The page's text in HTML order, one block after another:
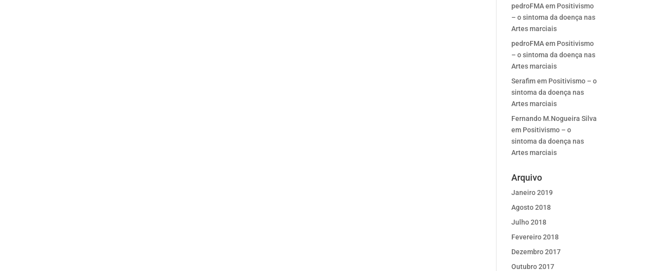
pedroFMAem Positivismo
– o sintoma da doença nas
Artes marciais
pedroFMAem Positivismo
– o sintoma da doença nas
Artes marciais
Serafimem Positivismo – o
sintoma da doença nas
Artes marciais
Fernando M.Nogueira Silva
em Positivismo – o
sintoma da doença nas
Artes marciais
Arquivo
Janeiro 2019
Agosto 2018
Julho 2018
Fevereiro 2018
Dezembro 2017
Outubro 2017